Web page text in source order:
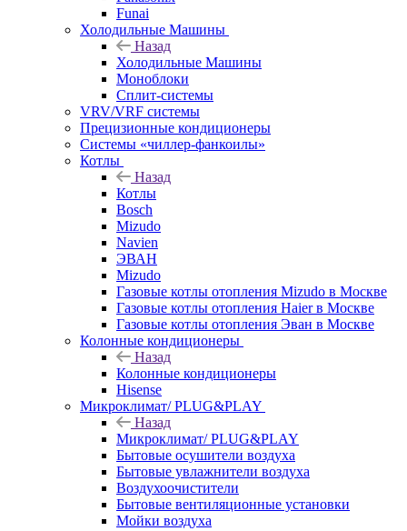
Funai
Холодильные Машины
Назад
Холодильные Машины
Моноблоки
Сплит-системы
VRV/VRF системы
Прецизионные кондиционеры
Системы «чиллер-фанкоилы»
Котлы
Назад
Котлы
Bosch
Mizudo
Navien
ЭВАН
Mizudo
Газовые котлы отопления Mizudo в Москве
Газовые котлы отопления Haier в Москве
Газовые котлы отопления Эван в Москве
Колонные кондиционеры
Назад
Колонные кондиционеры
Hisense
Микроклимат/ PLUG&PLAY
Назад
Микроклимат/ PLUG&PLAY
Бытовые осушители воздуха
Бытовые увлажнители воздуха
Воздухоочистители
Бытовые вентиляционные установки
Мойки воздуха